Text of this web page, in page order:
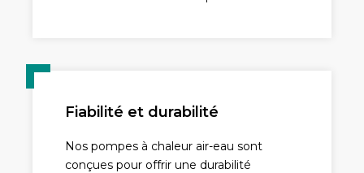
Fiabilité et durabilité
Nos pompes à chaleur air-eau sont
conçues pour offrir une durabilité